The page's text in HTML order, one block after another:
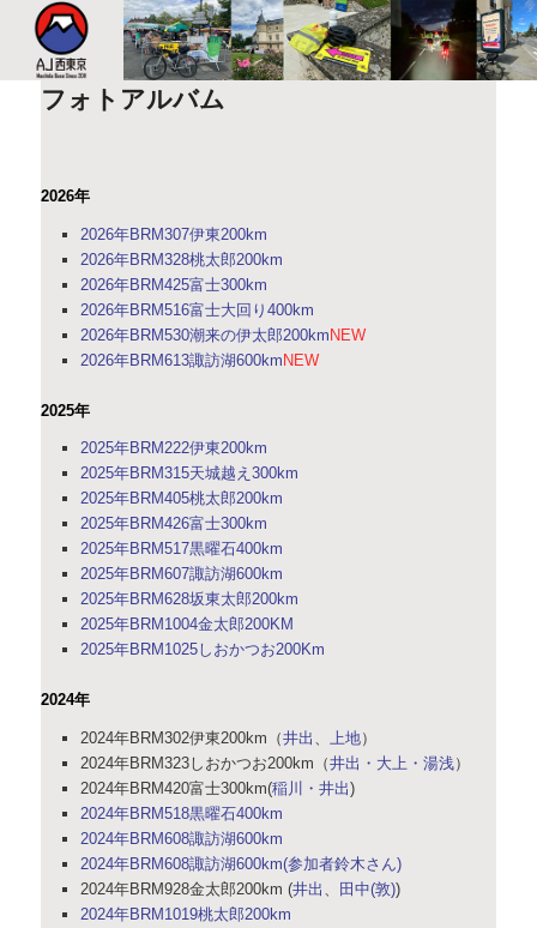
AJ西東京
このサイトは、オダックスジャパン西東京主催のブルベ情報を発信していま
す。XServer
フォトアルバム
2026年
2026年BRM307伊東200km
2026年BRM328桃太郎200km
2026年BRM425富士300km
2026年BRM516富士大回り400km
2026年BRM530潮来の伊太郎200kmNEW
2026年BRM613諏訪湖600kmNEW
2025年
2025年BRM222伊東200km
2025年BRM315天城越え300km
2025年BRM405桃太郎200km
2025年BRM426富士300km
2025年BRM517黒曜石400km
2025年BRM607諏訪湖600km
2025年BRM628坂東太郎200km
2025年BRM1004金太郎200KM
2025年BRM1025しおかつお200Km
2024年
2024年BRM302伊東200km（井出 上地）
2024年BRM323しおかつお200km（井出・大上・湯浅）
2024年BRM420富士300km(稲川・井出)
2024年BRM518黒曜石400km
2024年BRM608諏訪湖600km
2024年BRM608諏訪湖600km(参加者鈴木さん)
2024年BRM928金太郎200km (井出 田中(敦))
2024年BRM1019桃太郎200km